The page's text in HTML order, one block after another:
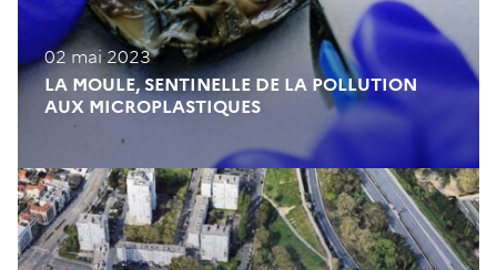
LA MOULE, SENTINELLE DE LA POLLUTION
AUX MICROPLASTIQUES
02 mai 2023